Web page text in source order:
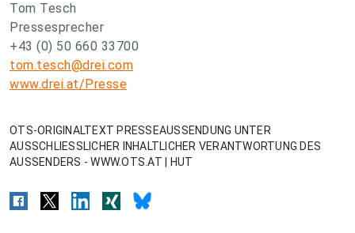
Tom Tesch
Pressesprecher
+43 (0) 50 660 33700
tom.tesch@drei.com
www.drei.at/Presse
OTS-ORIGINALTEXT PRESSEAUSSENDUNG UNTER
AUSSCHLIESSLICHER INHALTLICHER VERANTWORTUNG DES
AUSSENDERS - WWW.OTS.AT | HUT